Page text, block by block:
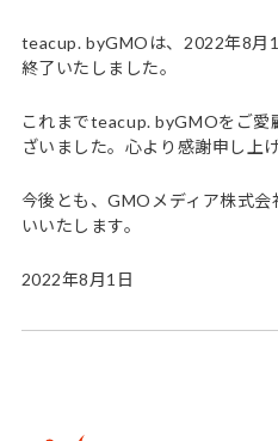
teacup. byGMOは、2022年8月
終了いたしました。
これまでteacup. byGMOをご愛
ざいました。心より感謝申し上げ
今後とも、GMOメディア株式
いいたします。
2022年8月1日